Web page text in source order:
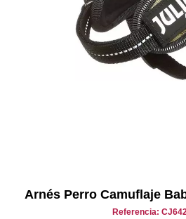
Arnés Perro Camuflaje
Referencia: